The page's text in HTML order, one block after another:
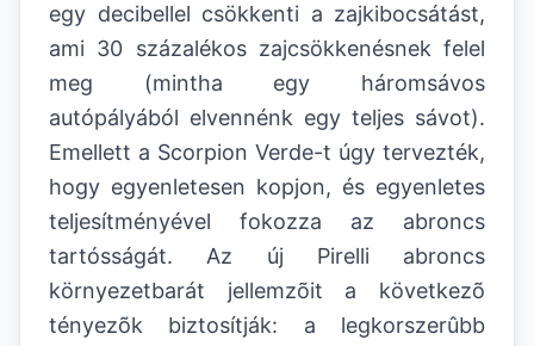
egy decibellel csökkenti a zajkibocsátást,
ami 30 százalékos zajcsökkenésnek felel
meg (mintha egy háromsávos
autópályából elvennénk egy teljes sávot).
Emellett a Scorpion Verde-t úgy tervezték,
hogy egyenletesen kopjon, és egyenletes
teljesítményével fokozza az abroncs
tartósságát. Az új Pirelli abroncs
környezetbarát jellemzõit a következõ
tényezõk biztosítják: a legkorszerûbb